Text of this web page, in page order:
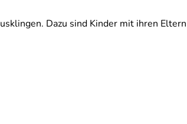
Dazu sind Kinder mit ihren